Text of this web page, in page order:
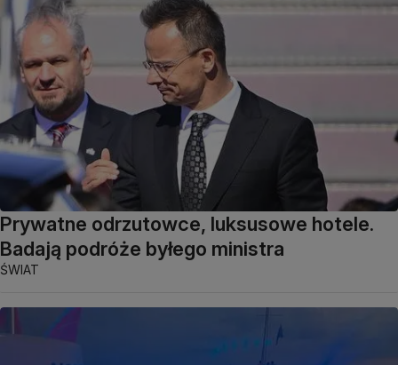
Prywatne odrzutowce, luksusowe hotele.
Badają podróże byłego ministra
ŚWIAT